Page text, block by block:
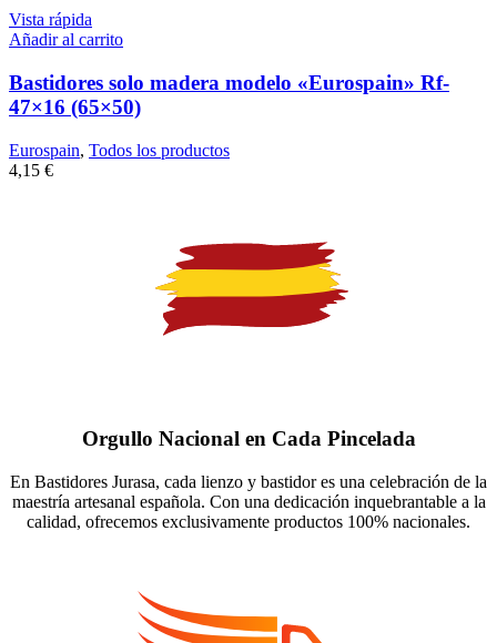
Vista rápida
Añadir al carrito
Bastidores solo madera modelo «Eurospain» Rf-
47×16 (65×50)
Eurospain, Todos los productos
4,15 €
Orgullo Nacional en Cada Pincelada
En Bastidores Jurasa, cada lienzo y bastidor es una celebración de la
maestría artesanal española. Con una dedicación inquebrantable a la
calidad, ofrecemos exclusivamente productos 100% nacionales.